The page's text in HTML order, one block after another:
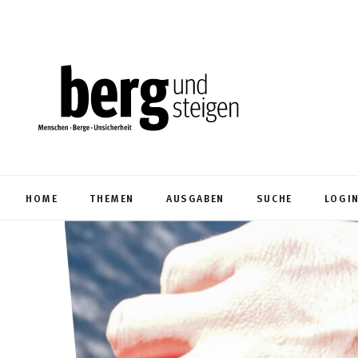
HOME THEMEN AUSGABEN SUCHE